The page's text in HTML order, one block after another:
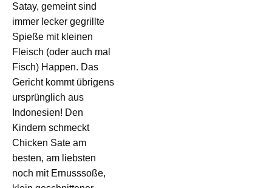
Satay, gemeint sind
immer lecker gegrillte
Spieße mit kleinen
Fleisch (oder auch mal
Fisch) Happen. Das
Gericht kommt übrigens
ursprünglich aus
Indonesien! Den
Kindern schmeckt
Chicken Sate am
besten, am liebsten
noch mit Ernusssoße,